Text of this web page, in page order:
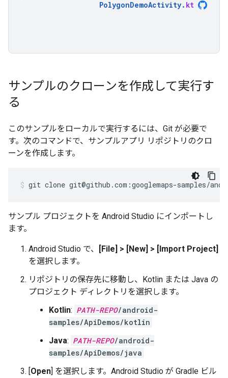
PolygonDemoActivity. kt
サンプルのクローンを作成して実行す
る
このサンプルをローカルで実行するには、Git が必要で
す。次のコマンドで、サンプルアプリ リポジトリのクロ
ーンを作成します。
git clone git@github.com:googlemaps-samples/
サンプル プロジェクトを Android Studio にインポートし
ます。
Android Studio で、
[File] > [New] > [Import Project]
を選択します。
リポジトリの保存先に移動し、Kotlin または Java の
プロジェクト ディレクトリを選択します。
Kotlin: PATH-REPO/android-
samples/ApiDemos/kotlin
Java: PATH-REPO/android-
samples/ApiDemos/java
Open ] を選択します。Android Studio が Gradle ビル